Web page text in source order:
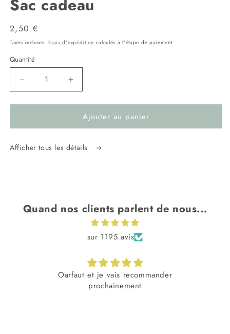
dans
fenêtre
modale
Sac cadeau
Prix
habituel
2,50 €
Taxes incluses.Frais d'expédition calculés à l'étape de paiement.
Quantité
Réduire
la
quantité
Sac
Augmenter
la
quantité
Sac
Ajouter au panier
Afficher tous les détails
Quand nos clients parlent de nous...
sur 1195 avis
Oarfaut et je vais recommander
prochainement